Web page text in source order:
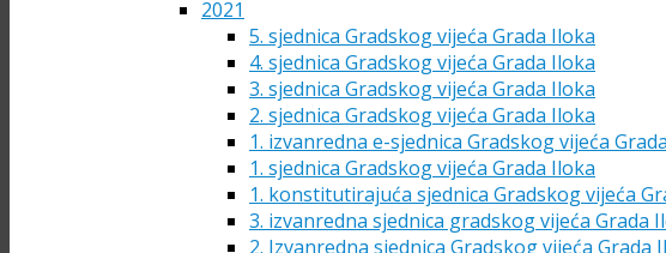
2021
5. sjednica Gradskog vijeća Grada Iloka
4. sjednica Gradskog vijeća Grada Iloka
3. sjednica Gradskog vijeća Grada Iloka
2. sjednica Gradskog vijeća Grada Iloka
1. izvanredna e-sjednica Gradskog vijeća
1. sjednica Gradskog vijeća Grada Iloka
1. konstitutirajuća sjednica Gradskog vijeća
3. izvanredna sjednica gradskog vijeća Grada
2. Izvanredna sjednica Gradskog vijeća Grada